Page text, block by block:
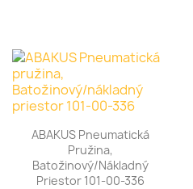
ABAKUS Pneumatická
Pružina,
Batožinový/nákladný
Priestor 101-00-336